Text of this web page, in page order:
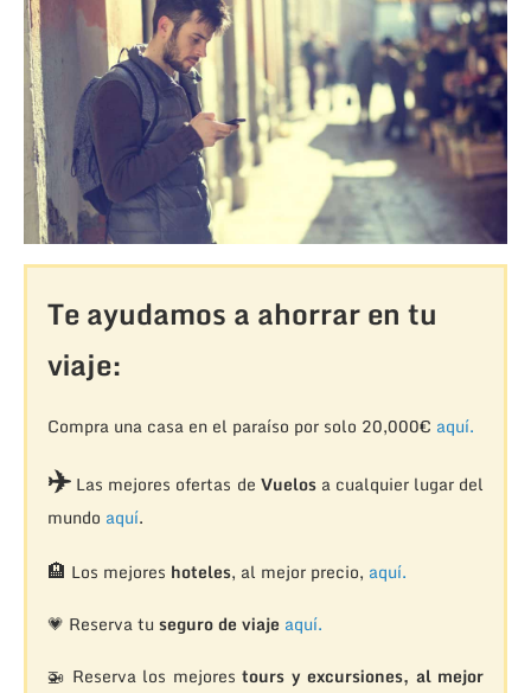
Te ayudamos a ahorrar en tu
viaje:
Compra una casa en el paraíso por solo 20,000€ aquí.
✈️Las mejores ofertas de Vuelosa cualquier lugar del
mundo aquí.
🏨 Los mejores hoteles, al mejor precio, aquí.
💗 Reserva tu seguro de viaje aquí.
🚁 Reserva los mejorestours y excursiones, al mejor